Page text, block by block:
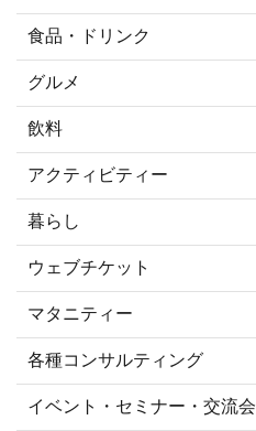
食品・ドリンク
グルメ
飲料
アクティビティー
暮らし
ウェブチケット
マタニティー
各種コンサルティング
イベント・セミナー・交流会